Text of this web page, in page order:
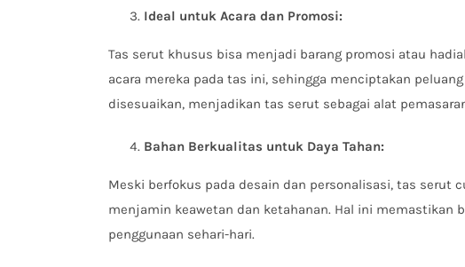
Ideal untuk Acara dan Promosi:
Tas serut khusus bisa menjadi barang promosi atau
acara mereka pada tas ini, sehingga menciptakan
disesuaikan, menjadikan tas serut sebagai alat
Bahan Berkualitas untuk Daya Tahan:
Meski berfokus pada desain dan personalisasi, tas serut
menjamin keawetan dan ketahanan. Hal ini memastikan
penggunaan sehari-hari.